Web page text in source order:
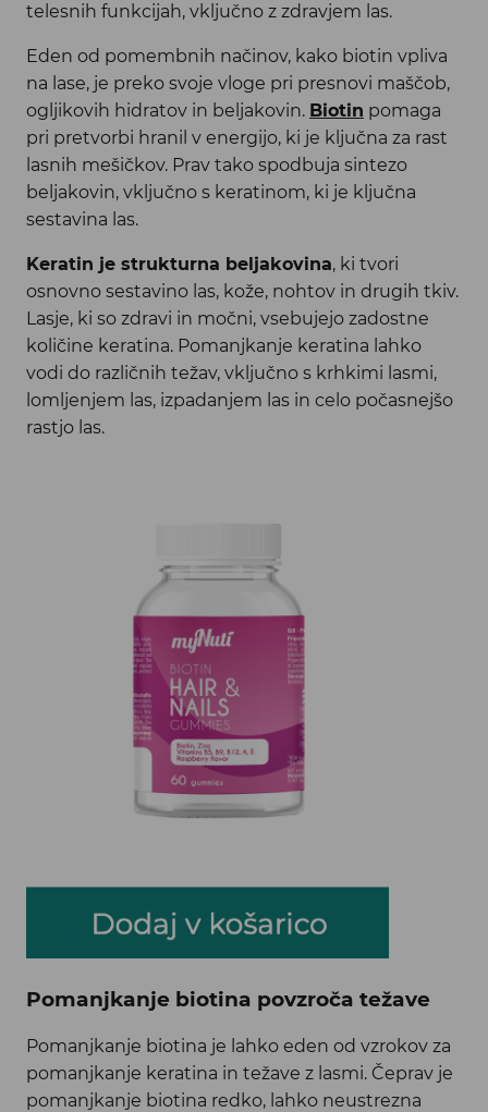
telesnih funkcijah, vključno z zdravjem las.
Eden od pomembnih načinov, kako biotin vpliva
na lase, je preko svoje vloge pri presnovi maščob,
ogljikovih hidratov in beljakovin. Biotin pomaga
pri pretvorbi hranil v energijo, ki je ključna za rast
lasnih mešičkov. Prav tako spodbuja sintezo
beljakovin, vključno s keratinom, ki je ključna
sestavina las.
Keratin je strukturna beljakovina, ki tvori
osnovno sestavino las, kože, nohtov in drugih tkiv.
Lasje, ki so zdravi in močni, vsebujejo zadostne
količine keratina. Pomanjkanje keratina lahko
vodi do različnih težav, vključno s krhkimi lasmi,
lomljenjem las, izpadanjem las in celo počasnejšo
rastjo las.
Pomanjkanje biotina povzroča težave
Pomanjkanje biotina je lahko eden od vzrokov za
pomanjkanje keratina in težave z lasmi. Čeprav je
pomanjkanje biotina redko, lahko neustrezna